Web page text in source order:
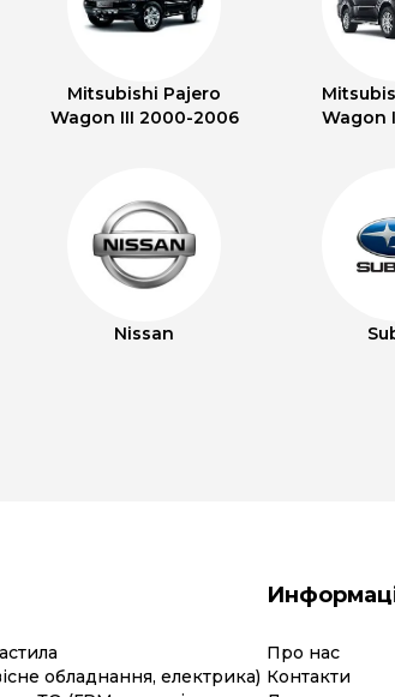
Mitsubishi Pajero
Wagon III 2000-2006
Wagon
Nissan
обладнання, електрика)
Про нас
Контакти